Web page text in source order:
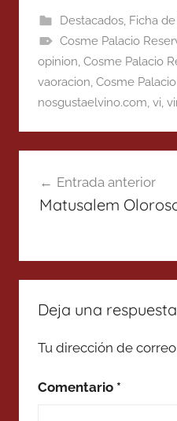
Destacados, Ficha
Cosme Palacio
opinion, Cosme Palacio
vaoracion, Cosme
nosgustaelvino.com, vi,
de
Entrada anterior
Matusalem
Deja una respuesta
Tu dirección de
Comentario *